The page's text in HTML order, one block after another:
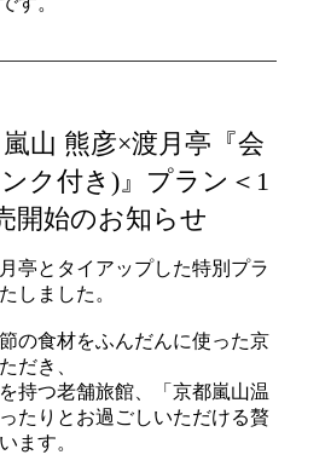
嵐山 熊彦×渡月亭『会
ク付き)』プラン＜1
開始のお知らせ
亭とタイアップした特別プラ
しました。
の食材をふんだんに使った京
だき、
持つ老舗旅館、「京都嵐山温
たりとお過ごしいただける贅
ます。